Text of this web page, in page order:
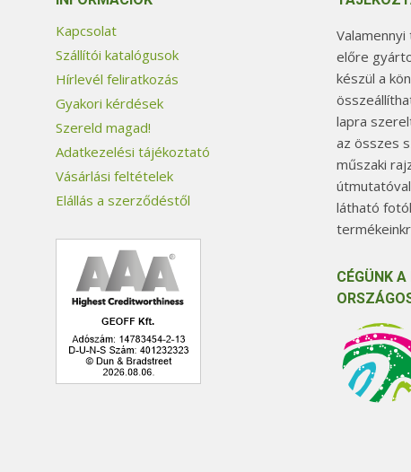
Kapcsolat
Szállítói katalógusok
Hírlevél feliratkozás
Gyakori kérdések
Szereld magad!
Adatkezelési tájékoztató
Vásárlási feltételek
Elállás a szerződéstől
előre
készül a
lapra
az összes
műszaki
látható
CÉGÜNK